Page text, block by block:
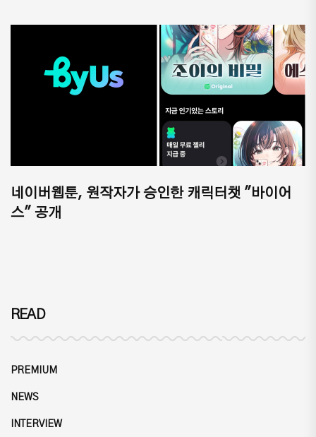
네이버웹툰, 원작자가 승인한 캐릭터챗 "바이어
스" 공개
READ
PREMIUM
NEWS
INTERVIEW